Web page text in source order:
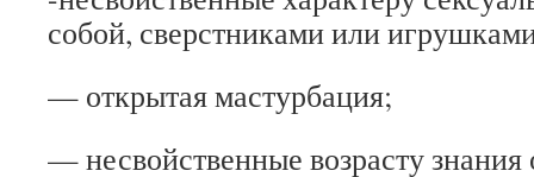
собой, сверстниками или
— открытая мастурбация;
— несвойственные возрасту знания